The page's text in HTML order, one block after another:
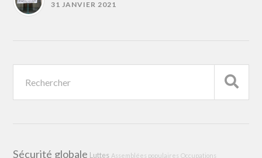
31 JANVIER 2021
Sécurité globale Luttes Assemblées populaires Occupations